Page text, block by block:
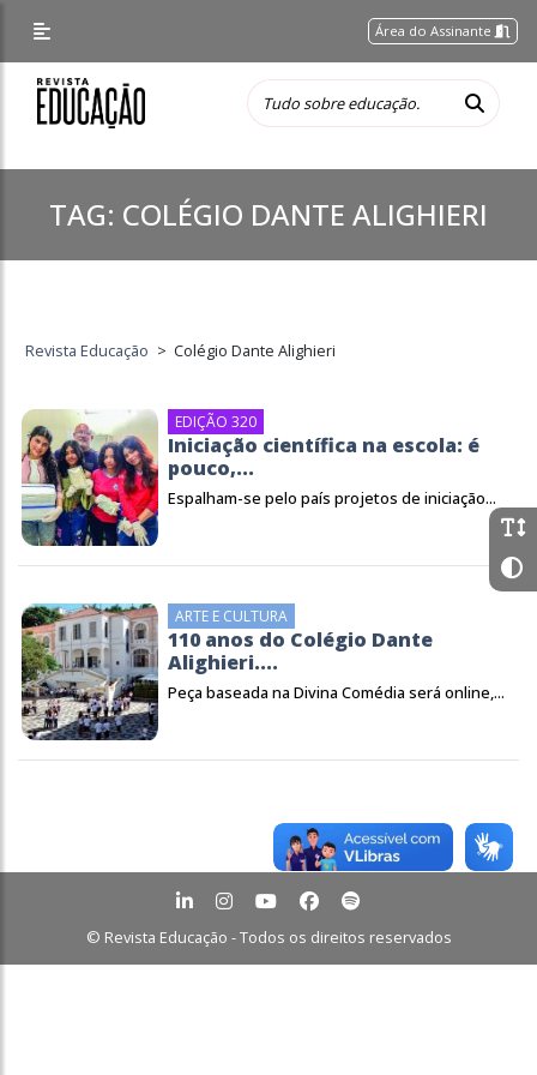
Área do Assinante
TAG: COLÉGIO DANTE ALIGHIERI
Revista Educação > Colégio Dante Alighieri
EDIÇÃO 320
Iniciação científica na escola: é
pouco,...
Espalham-se pelo país projetos de iniciação...
ARTE E CULTURA
110 anos do Colégio Dante
Alighieri....
Peça baseada na Divina Comédia será online,...
© Revista Educação - Todos os direitos reservados